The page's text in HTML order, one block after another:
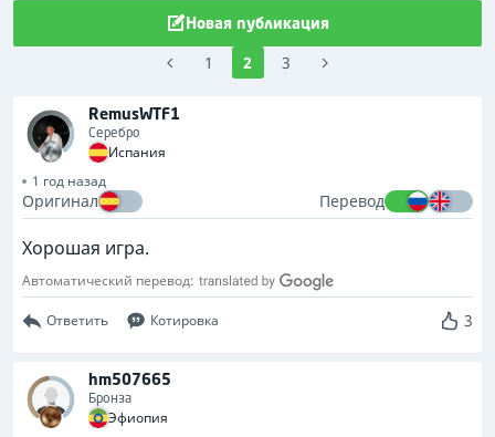
1 2 3
Новая публикация
RemusWTF1
Серебро
Испания
1 год назад
Оригинал Перевод
Хорошая игра.
Автоматический перевод:
Ответить Котировка 3
hm507665
Бронза
Эфиопия